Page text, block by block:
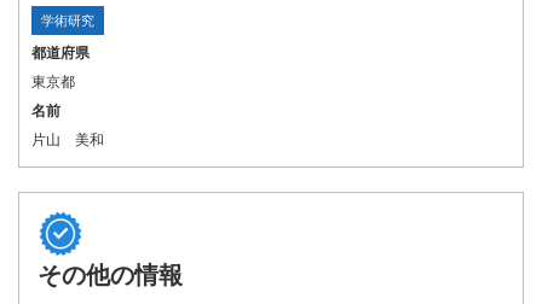
学術研究
都道府県
東京都
名前
片山 美和
その他の情報